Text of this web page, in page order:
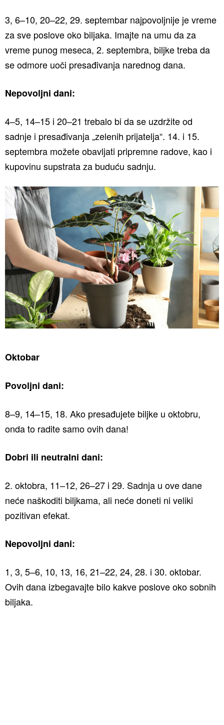
3, 6–10, 20–22, 29. septembar najpovoljnije je vreme
za sve poslove oko biljaka. Imajte na umu da za
vreme punog meseca, 2. septembra, biljke treba da
se odmore uoči presađivanja narednog dana.
Nepovoljni dani:
4–5, 14–15 i 20–21 trebalo bi da se uzdržite od
sadnje i presađivanja „zelenih prijatelja“. 14. i 15.
septembra možete obavljati pripremne radove, kao i
kupovinu supstrata za buduću sadnju.
Oktobar
Povoljni dani:
8–9, 14–15, 18. Ako presađujete biljke u oktobru,
onda to radite samo ovih dana!
Dobri ili neutralni dani:
2. oktobra, 11–12, 26–27 i 29. Sadnja u ove dane
neće naškoditi biljkama, ali neće doneti ni veliki
pozitivan efekat.
Nepovoljni dani:
1, 3, 5–6, 10, 13, 16, 21–22, 24, 28. i 30. oktobar.
Ovih dana izbegavajte bilo kakve poslove oko sobnih
biljaka.